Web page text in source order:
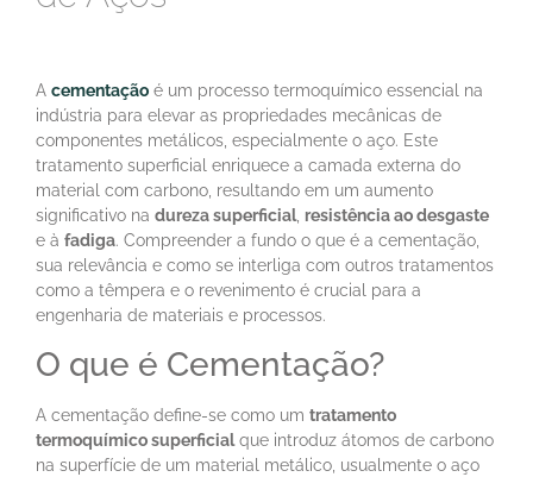
A cementação é um processo termoquímico essencial na
indústria para elevar as propriedades mecânicas de
componentes metálicos, especialmente o aço. Este
tratamento superficial enriquece a camada externa do
material com carbono, resultando em um aumento
significativo na dureza superficial, resistência ao desgaste
e à fadiga. Compreender a fundo o que é a cementação,
sua relevância e como se interliga com outros tratamentos
como a têmpera e o revenimento é crucial para a
engenharia de materiais e processos.
O que é Cementação?
A cementação define-se como um tratamento
termoquímico superficialque introduz átomos de carbono
na superfície de um material metálico, usualmente o aço